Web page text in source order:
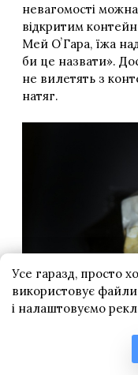
Усе гаразд, просто
використовує
і налаштовуємо